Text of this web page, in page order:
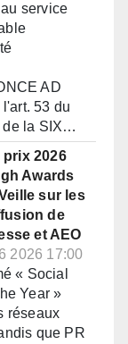
service
AD
53 du
de la SIX…
2026
Awards
sur les
de
et AEO
2026 17:00
« Social
Year »
réseaux
que PR